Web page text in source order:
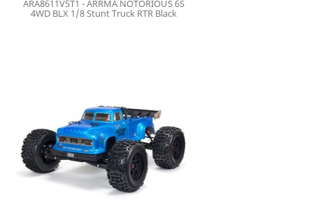
ARA8611V5T1 - ARRMA NOTORIOUS 6S
4WD BLX 1/8 Stunt Truck RTR Black